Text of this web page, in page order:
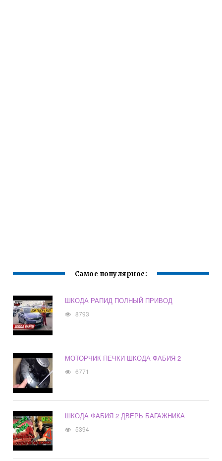
Самое популярное:
ШКОДА РАПИД ПОЛНЫЙ ПРИВОД
8793
МОТОРЧИК ПЕЧКИ ШКОДА ФАБИЯ 2
6771
ШКОДА ФАБИЯ 2 ДВЕРЬ БАГАЖНИКА
5394